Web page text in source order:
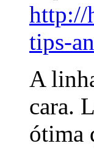
http://
tips-
A
cara.
ótima